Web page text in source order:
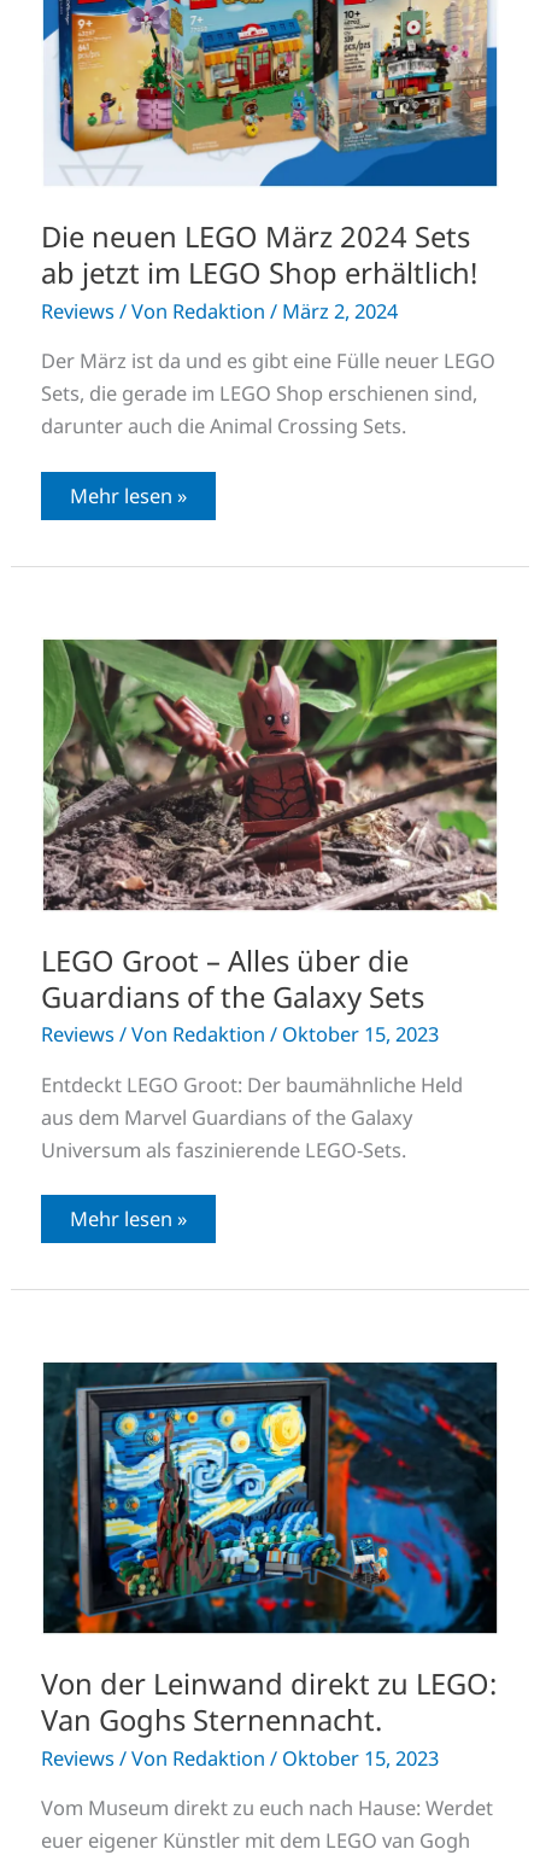
Die neuen LEGO März 2024 Sets
ab jetzt im LEGO Shop erhältlich!
Reviews / Von Redaktion / März 2, 2024
Der März ist da und es gibt eine Fülle neuer LEGO
Sets, die gerade im LEGO Shop erschienen sind,
darunter auch die Animal Crossing Sets.
Sets
ab
jetzt
im
LEGO
Shop
erhältlich!
Mehr lesen »
LEGO Groot – Alles über die
Guardians of the Galaxy Sets
Reviews / Von Redaktion / Oktober 15, 2023
Entdeckt LEGO Groot: Der baumähnliche Held
aus dem Marvel Guardians of the Galaxy
Universum als faszinierende LEGO-Sets.
LEGO
Groot
–
Alles
über
die
Guardians
of
the
Galaxy
Sets
Mehr lesen »
Von der Leinwand direkt zu LEGO:
Van Goghs Sternennacht.
Reviews / Von Redaktion / Oktober 15, 2023
Vom Museum direkt zu euch nach Hause: Werdet
euer eigener Künstler mit dem LEGO van Gogh
Von
der
Leinwand
direkt
zu
LEGO:
Van
Goghs
Sternennacht.